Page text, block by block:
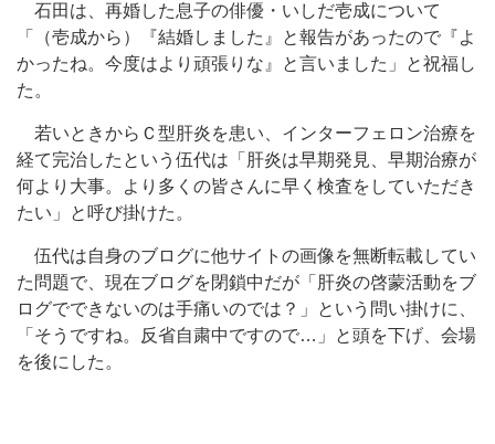
石田は、再婚した息子の俳優・いしだ壱成について
「（壱成から）『結婚しました』と報告があったので『よ
かったね。今度はより頑張りな』と言いました」と祝福し
た。
若いときからＣ型肝炎を患い、インターフェロン治療を
経て完治したという伍代は「肝炎は早期発見、早期治療が
何より大事。より多くの皆さんに早く検査をしていただき
たい」と呼び掛けた。
伍代は自身のブログに他サイトの画像を無断転載してい
た問題で、現在ブログを閉鎖中だが「肝炎の啓蒙活動をブ
ログでできないのは手痛いのでは？」という問い掛けに、
「そうですね。反省自粛中ですので…」と頭を下げ、会場
を後にした。